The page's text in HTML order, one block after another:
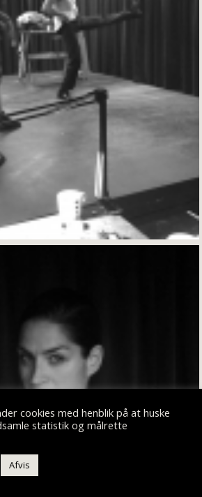
cookies med henblik på at huske
statistik og målrette
Afvis